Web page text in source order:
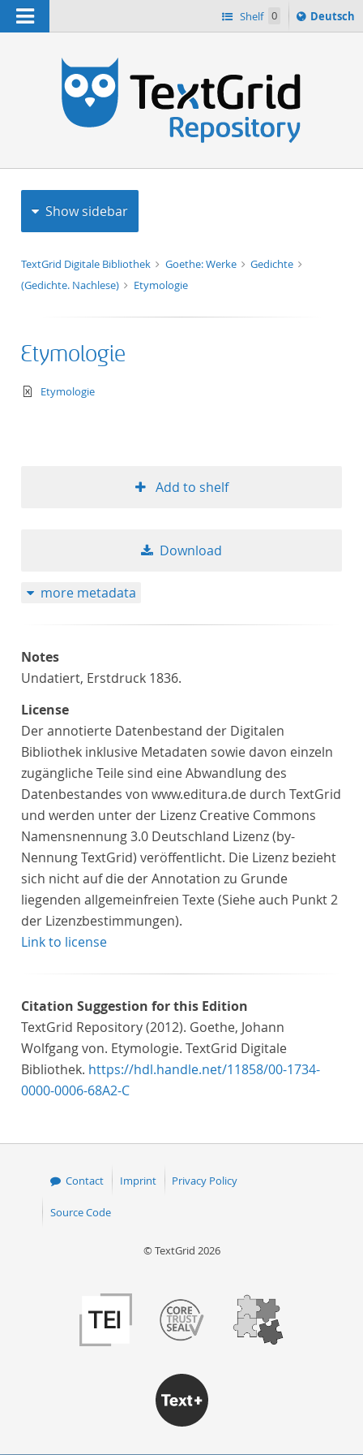
Navigation Shelf 0
Sprache
ï¿½ndern
Deutsch
Show sidebar
TextGrid Digitale Bibliothek Goethe: Werke
Gedichte
(Gedichte. Nachlese)
Etymologie
Etymologie
text/xml
Etymologie
Add to shelf
Download
more metadata
Notes
Undatiert, Erstdruck 1836.
License
Der annotierte Datenbestand der Digitalen
Bibliothek inklusive Metadaten sowie davon einzeln
zugängliche Teile sind eine Abwandlung des
Datenbestandes von www.editura.de durch TextGrid
und werden unter der Lizenz Creative Commons
Namensnennung 3.0 Deutschland Lizenz (by-
Nennung TextGrid) veröffentlicht. Die Lizenz bezieht
sich nicht auf die der Annotation zu Grunde
liegenden allgemeinfreien Texte (Siehe auch Punkt 2
der Lizenzbestimmungen).
Link to license
Citation Suggestion for this Edition
TextGrid Repository (2012). Goethe, Johann
Wolfgang von. Etymologie. TextGrid Digitale
Bibliothek. https://hdl.handle.net/11858/00-1734-
0000-0006-68A2-C
Contact Imprint Privacy Policy
Source Code
© TextGrid 2026